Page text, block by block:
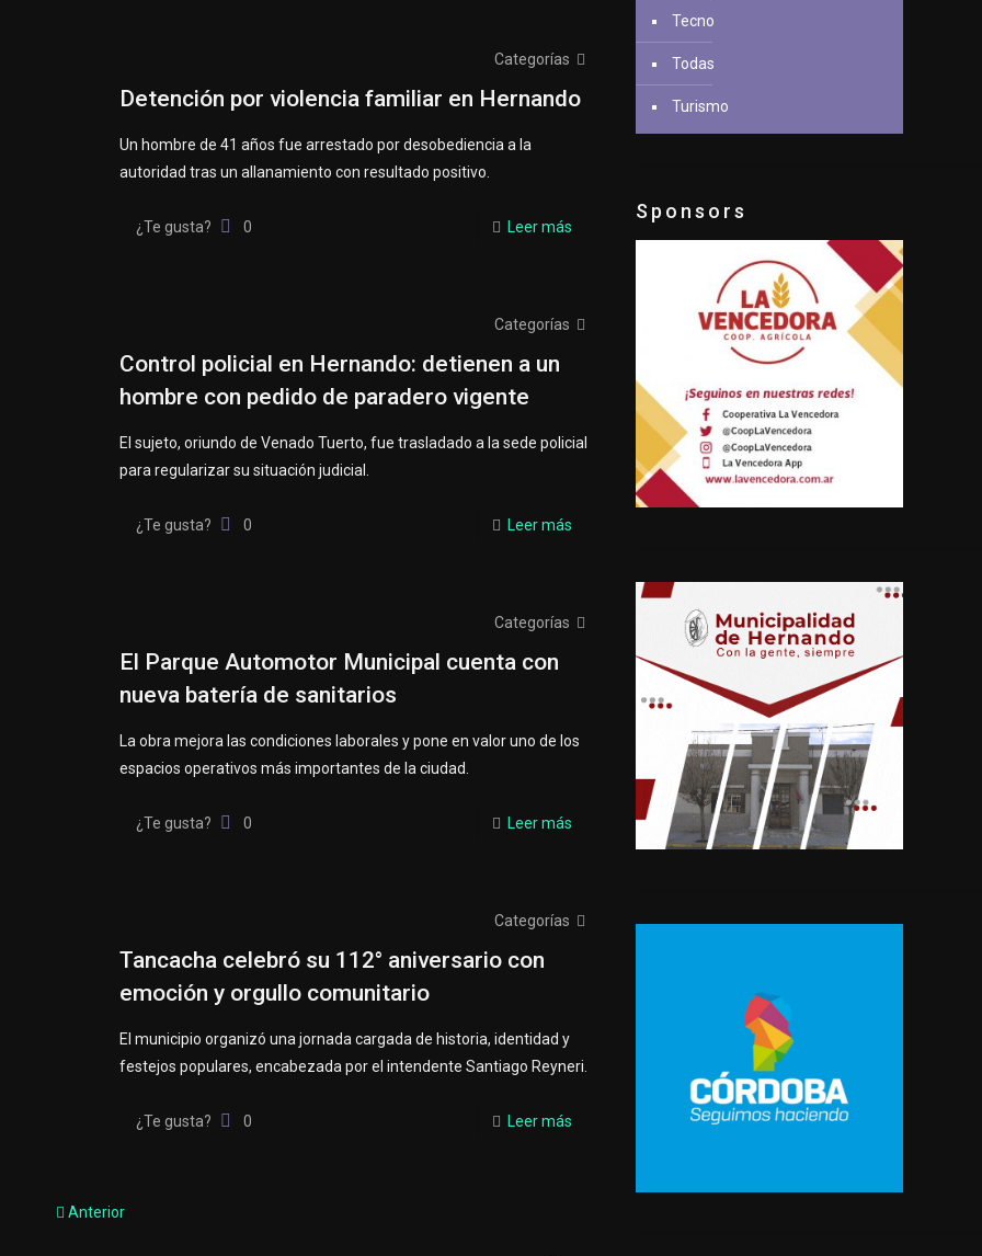
Categorías
Detención por violencia familiar en Hernando
Un hombre de 41 años fue arrestado por desobediencia a la
autoridad tras un allanamiento con resultado positivo.
¿Te gusta? 0 Leer más
Categorías
Control policial en Hernando: detienen a un
hombre con pedido de paradero vigente
El sujeto, oriundo de Venado Tuerto, fue trasladado a la sede policial
para regularizar su situación judicial.
¿Te gusta? 0 Leer más
Categorías
El Parque Automotor Municipal cuenta con
nueva batería de sanitarios
La obra mejora las condiciones laborales y pone en valor uno de los
espacios operativos más importantes de la ciudad.
¿Te gusta? 0 Leer más
Categorías
Tancacha celebró su 112° aniversario con
emoción y orgullo comunitario
El municipio organizó una jornada cargada de historia, identidad y
festejos populares, encabezada por el intendente Santiago Reyneri.
¿Te gusta? 0 Leer más
Anterior
Tecno
Todas
Turismo
Sponsors